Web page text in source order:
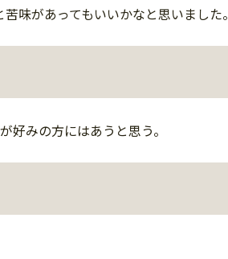
味があってもいいかなと思いました。
好みの方にはあうと思う。